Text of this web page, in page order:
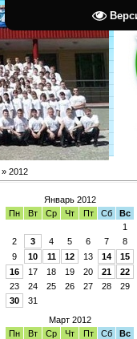
» 2012
Январь 2012
Пн
Вт Ср Чт Пт Сб
Вс
1
2
3 4 5 6 7
8
9
10 11 12 13 14
15
16
17 18 19 20 21
22
23
24 25 26 27 28
29
30
31
Март 2012
Пн
Вт Ср Чт Пт Сб
Вс